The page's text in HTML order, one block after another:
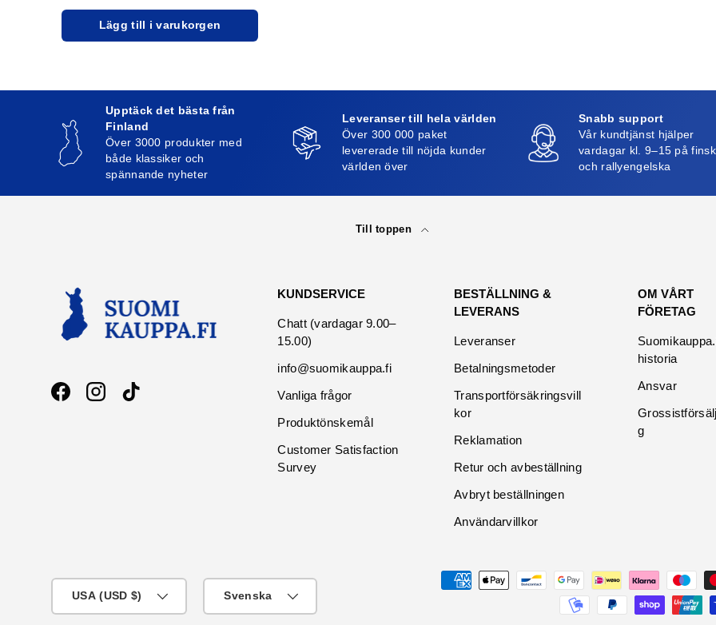
Lägg till i varukorgen
Upptäck det bästa från
Finland
Över 3000 produkter med
både klassiker och
spännande nyheter
Leveranser till hela världen
Över 300 000 paket
levererade till nöjda kunder
världen över
Snabb support
Vår kundtjänst hjälper
vardagar kl. 9–15 på
och rallyengelska
Till toppen
FacebookInstagramTikTok
KUNDSERVICE
Chatt (vardagar 9.00–
15.00)
info@suomikauppa.fi
Vanliga frågor
Produktönskemål
Customer Satisfaction
Survey
BESTÄLLNING &
LEVERANS
Leveranser
Betalningsmetoder
Transportförsäkringsvill
kor
Reklamation
Retur och avbeställning
Avbryt beställningen
Användarvillkor
OM VÅRT
FÖRETAG
historia
Ansvar
g
Maksutavat
USA (USD $)
Svenska